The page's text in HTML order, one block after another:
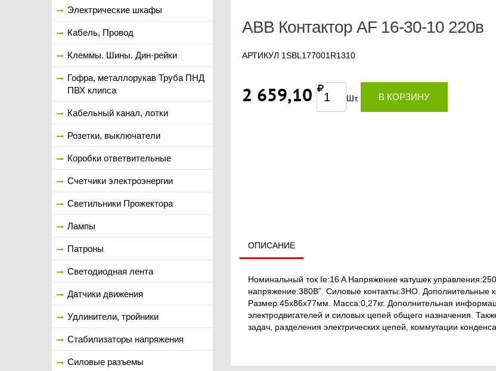
Электрические шкафы
Кабель, Провод
Клеммы. Шины. Дин-рейки
Гофра, металлорукав Труба ПНД
ПВХ клипса
Кабельный канал, лотки
Розетки, выключатели
Коробки ответвительные
Счетчики электроэнергии
Светильники Прожектора
Лампы
Патроны
Светодиодная лента
Датчики движения
Удлинители, тройники
Стабилизаторы напряжения
Силовые разъемы
ABB Контактор АF 16-30-10 220в
АРТИКУЛ 1SBL177001R1310
2 659,10 Шт. В КОРЗИНУ
ОПИСАНИЕ
Номинальный ток Ie:16 A Напряжение катушек
напряжение:380В˜. Силовые контакты:3НО. Дополнительные
Размер:45х86х77мм. Масса:0,27кг. Дополнительная
электродвигателей и силовых цепей общего назначения.
задач, разделения электрических цепей, коммутации